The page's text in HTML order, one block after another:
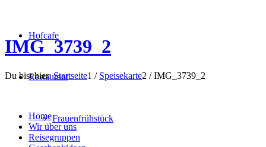
Hofcafe
Restaurant
Frauenfrühstück
IMG_3739_2
Du bist hier: Startseite1 / Speisekarte2 / IMG_3739_2
Home
Wir über uns
Reisegruppen